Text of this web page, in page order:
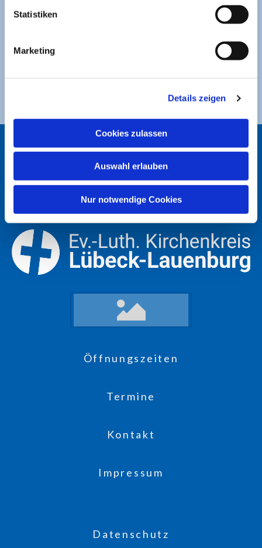
Statistiken
Marketing
Details zeigen
Cookies zulassen
Auswahl erlauben
Nur notwendige Cookies
BANKVERBINDUNG
Ev. Luth. Kirchengemeinde St. Jakobi
DE49 2305 0101 0001 0053 21
ST. JAKOBI LÜBECK
Öffnungszeiten
Termine
Kontakt
Impressum
Datenschutz